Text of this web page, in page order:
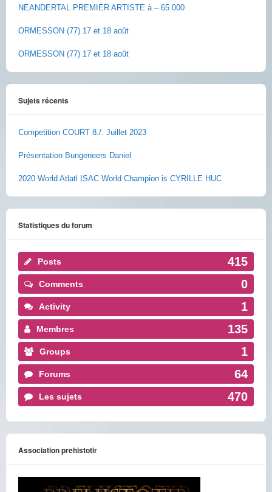
NEANDERTAL PREMIER ARTISTE à – 65 000
ORMESSON (77) 17 et 18 août
ORMESSON (77) 17 et 18 août
Sujets récents
Competition COURT 8./. Juillet 2023
Présentation Bungeneers Daniel
2020 World Atlatl ISAC World Champion is CYRILLE HUC
Statistiques du forum
Posts 415
Comments 0
Activity 1
Membres 135
Groups 1
Forums 64
Les sujets 470
Association prehistotir